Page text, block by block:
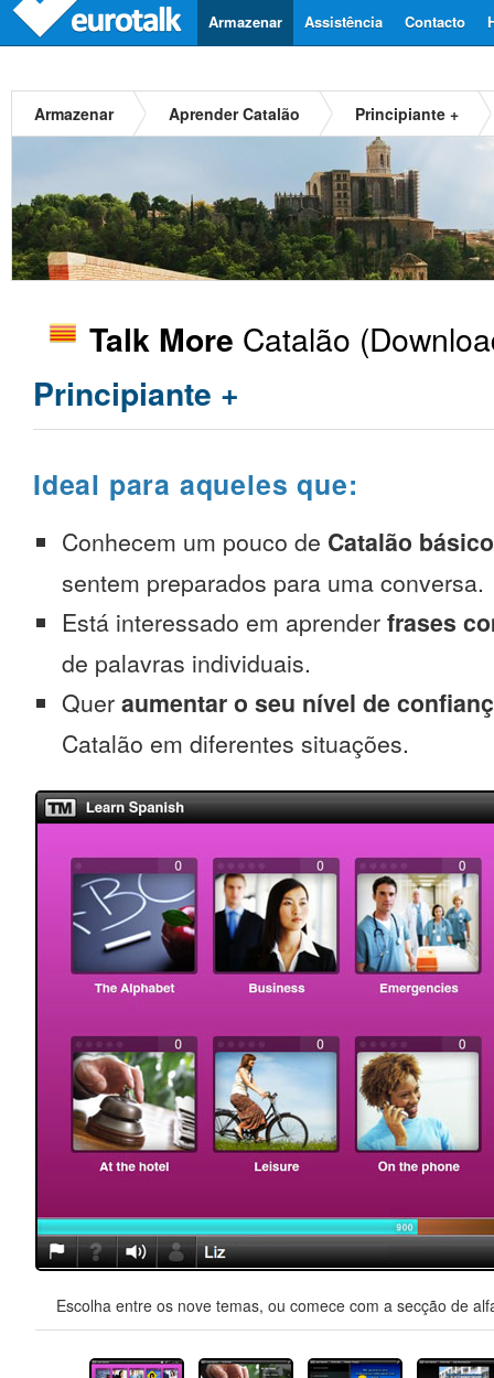
Contacto
Assistência
Armazenar
Armazenar Aprender Catalão Principiante +
Talk More Catalão
Principiante +
Ideal para aqueles que:
Conhecem um pouco de Catalão básico
sentem preparados para uma conversa.
Está interessado em aprender frases
de palavras individuais.
Quer aumentar o seu nível de
Catalão em diferentes situações.
Escolha entre os nove temas, ou comece com a secção de